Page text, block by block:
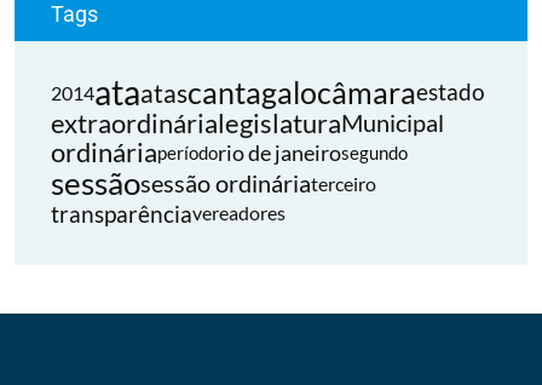
Tags
2014ataatascantagalocâmaraestado
extraordinárialegislaturaMunicipal
ordináriaperíodorio de janeirosegundo
sessãosessão ordináriaterceiro
transparênciavereadores